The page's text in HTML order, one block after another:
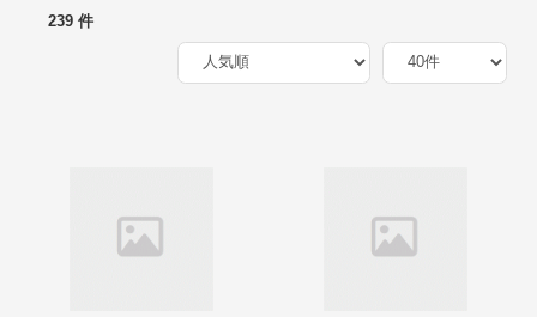
239 件